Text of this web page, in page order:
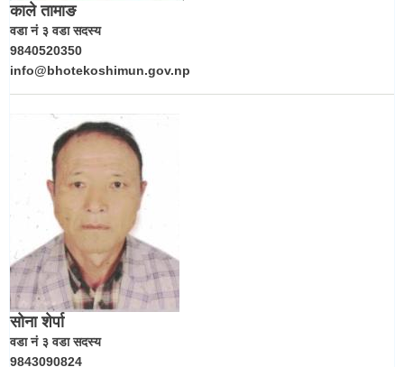
काले तामाङ
वडा नं ३ वडा सदस्य
9840520350
info@bhotekoshimun.gov.np
सोना शेर्पा
वडा नं ३ वडा सदस्य
9843090824